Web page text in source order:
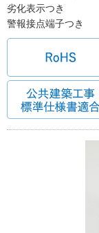
劣化表示つき
警報接点端子つき